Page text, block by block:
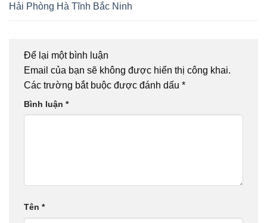
Hải Phòng Hà Tĩnh Bắc Ninh
Để lại một bình luận
Email của bạn sẽ không được hiển thị công khai.
Các trường bắt buộc được đánh dấu *
Bình luận *
Tên *